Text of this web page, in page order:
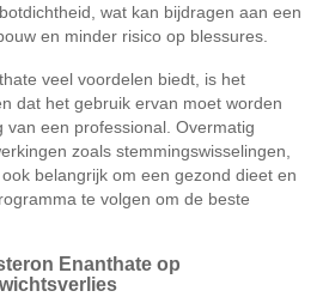
wat kan bijdragen aan een
en minder risico op blessures.
veel voordelen biedt, is het
dat het gebruik ervan moet worden
een professional. Overmatig
zoals stemmingswisselingen,
belangrijk om een gezond dieet en
te volgen om de beste
Enanthate op